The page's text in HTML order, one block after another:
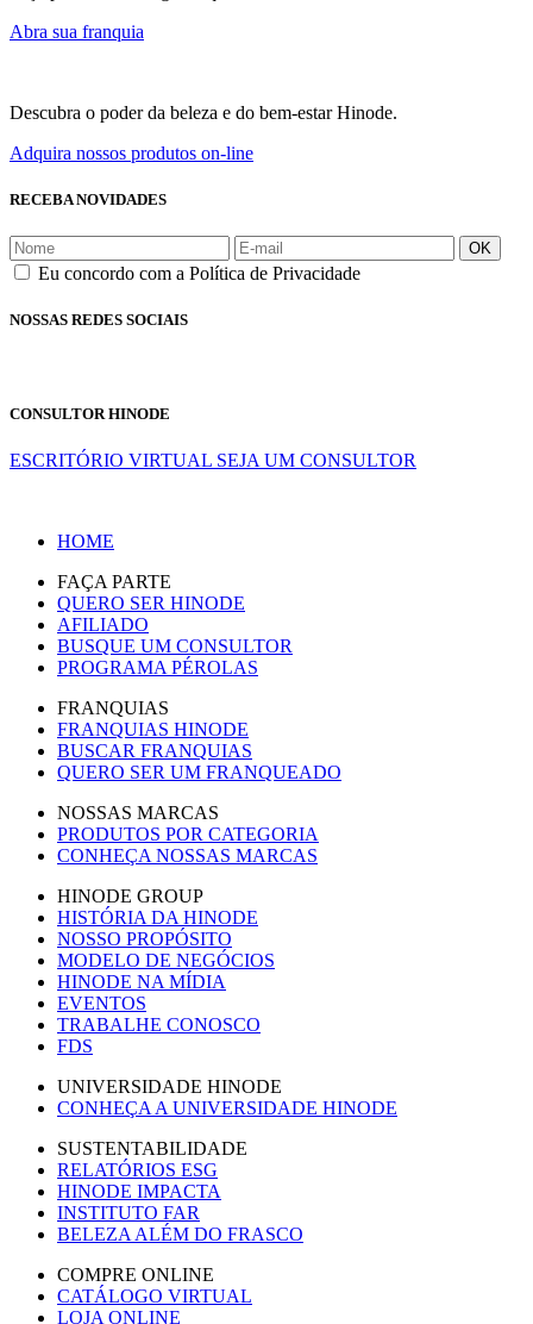
Abra sua franquia
Descubra o poder da beleza e do bem-estar Hinode.
Adquira nossos produtos on-line
RECEBA NOVIDADES
OK
Eu concordo com a Política de Privacidade
NOSSAS REDES SOCIAIS
CONSULTOR HINODE
ESCRITÓRIO VIRTUAL SEJA UM CONSULTOR
HOME
FAÇA PARTE
QUERO SER HINODE
AFILIADO
BUSQUE UM CONSULTOR
PROGRAMA PÉROLAS
FRANQUIAS
FRANQUIAS HINODE
BUSCAR FRANQUIAS
QUERO SER UM FRANQUEADO
NOSSAS MARCAS
PRODUTOS POR CATEGORIA
CONHEÇA NOSSAS MARCAS
HINODE GROUP
HISTÓRIA DA HINODE
NOSSO PROPÓSITO
MODELO DE NEGÓCIOS
HINODE NA MÍDIA
EVENTOS
TRABALHE CONOSCO
FDS
UNIVERSIDADE HINODE
CONHEÇA A UNIVERSIDADE HINODE
SUSTENTABILIDADE
RELATÓRIOS ESG
HINODE IMPACTA
INSTITUTO FAR
BELEZA ALÉM DO FRASCO
COMPRE ONLINE
CATÁLOGO VIRTUAL
LOJA ONLINE